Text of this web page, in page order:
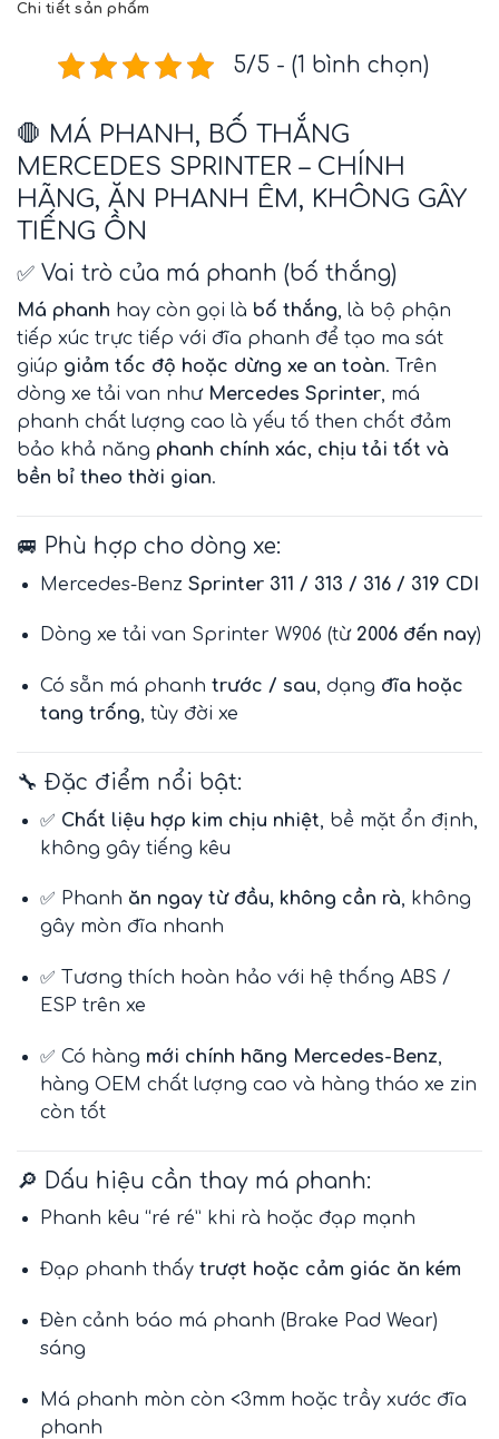
Chi tiết sản phẩm
5/5 - (1 bình chọn)
🛑 MÁ PHANH, BỐ THẮNG
MERCEDES SPRINTER – CHÍNH
HÃNG, ĂN PHANH ÊM, KHÔNG GÂY
TIẾNG ỒN
✅ Vai trò của má phanh (bố thắng)
Má phanh hay còn gọi là bố thắng, là bộ phận
tiếp xúc trực tiếp với đĩa phanh để tạo ma sát
giúp giảm tốc độ hoặc dừng xe an toàn. Trên
dòng xe tải van như Mercedes Sprinter, má
phanh chất lượng cao là yếu tố then chốt đảm
bảo khả năng phanh chính xác, chịu tải tốt và
bền bỉ theo thời gian.
🚐 Phù hợp cho dòng xe:
Mercedes-Benz Sprinter 311 / 313 / 316 / 319 CDI
Dòng xe tải van Sprinter W906 (từ 2006 đến nay)
Có sẵn má phanh trước / sau, dạng đĩa hoặc
tang trống, tùy đời xe
🔧 Đặc điểm nổi bật:
✅ Chất liệu hợp kim chịu nhiệt , bề mặt ổn định,
không gây tiếng kêu
✅ Phanh ăn ngay từ đầu, không cần rà, không
gây mòn đĩa nhanh
✅ Tương thích hoàn hảo với hệ thống ABS /
ESP trên xe
✅ Có hàng mới chính hãng Mercedes-Benz,
hàng OEM chất lượng cao và hàng tháo xe zin
còn tốt
🔎 Dấu hiệu cần thay má phanh:
Phanh kêu “ré ré” khi rà hoặc đạp mạnh
Đạp phanh thấy trượt hoặc cảm giác ăn kém
Đèn cảnh báo má phanh (Brake Pad Wear)
sáng
Má phanh mòn còn <3mm hoặc trầy xước đĩa
phanh